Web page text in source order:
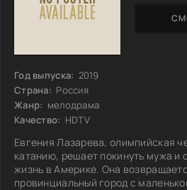
Год выпуска: 2019
Страна: Россия
Жанр: мелодрама
Качество: HDTV
Евгения Лазарева, олимпийская
катанию, решает покинуть мужа и
жизнь в Америке. Она
провинциальный город с